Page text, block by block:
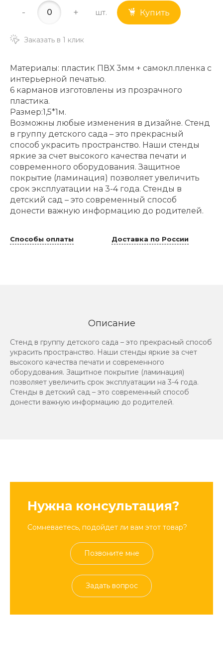
- + шт. Купить
Заказать в 1 клик
Материалы: пластик ПВХ 3мм + самокл.пленка с
интерьерной печатью.
6 карманов изготовлены из прозрачного
пластика.
Размер:1,5*1м.
Возможны любые изменения в дизайне. Стенд
в группу детского сада – это прекрасный
способ украсить пространство. Наши стенды
яркие за счет высокого качества печати и
современного оборудования. Защитное
покрытие (ламинация) позволяет увеличить
срок эксплуатации на 3-4 года. Стенды в
детский сад – это современный способ
донести важную информацию до родителей.
Способы оплаты Доставка по России
Описание
Стенд в группу детского сада – это прекрасный способ
украсить пространство. Наши стенды яркие за счет
высокого качества печати и современного
оборудования. Защитное покрытие (ламинация)
позволяет увеличить срок эксплуатации на 3-4 года.
Стенды в детский сад – это современный способ
донести важную информацию до родителей.
Нужна консультация?
Сомневаетесь, подойдет ли вам этот товар?
Позвоните мне
Задать вопрос